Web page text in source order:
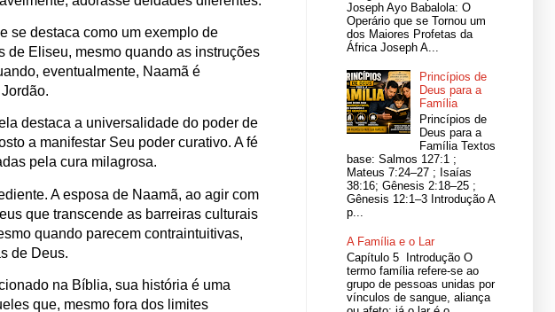
se destaca como um exemplo de
de Eliseu, mesmo quando as instruções
eventualmente, Naamã é
destaca a universalidade do poder de
a manifestar Seu poder curativo. A fé
pela cura milagrosa.
A esposa de Naamã, ao agir com
que transcende as barreiras culturais
quando parecem contraintuitivas,
de Deus.
na Bíblia, sua história é uma
que, mesmo fora dos limites
Joseph Ayo Babalola: O
Operário que se Tornou um
dos Maiores Profetas da
África Joseph A...
Princípios de
Deus para a
Família
Princípios de
Deus para a
Família Textos
base: Salmos 127:1 ;
Mateus 7:24–27 ; Isaías
38:16; Gênesis 2:18–25 ;
Gênesis 12:1–3 Introdução A
p...
A Família e o Lar
Capítulo 5 Introdução O
termo família refere-se ao
grupo de pessoas unidas por
vínculos de sangue, aliança